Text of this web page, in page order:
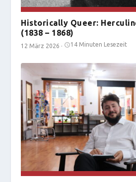
Historically Queer:
(1838 – 1868)
12 März 2026 · 14 Minuten Lesezeit